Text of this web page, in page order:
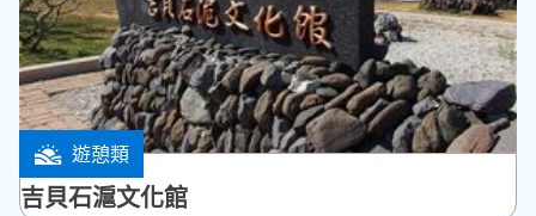
遊憩類
白沙鄉
吉貝石滬文化館